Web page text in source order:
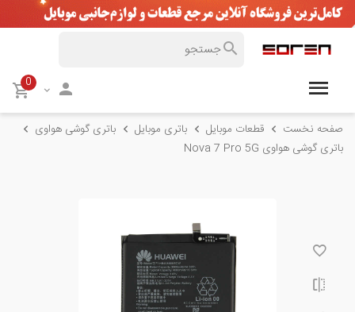
0
صفحه نخست قطعات موبایل باتری موبایل
باتری گوشی هواوی
باتری گوشی هواوی Nova 7 Pro 5G